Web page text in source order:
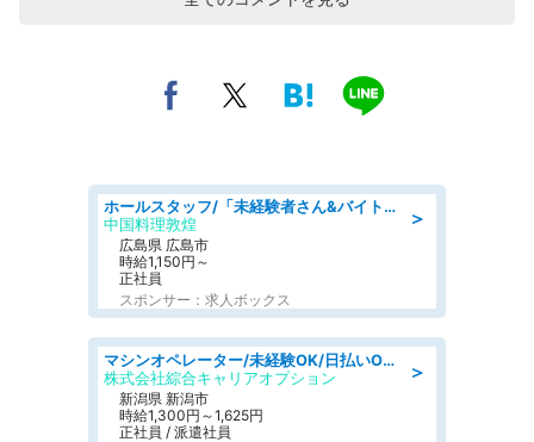
＞
ホールスタッフ/「未経験者さん&バイトデビューも大歓迎」残業ほぼなし×1日3時間〜勤務OK!フォロー体制も充実/広島県/広島市南区
中国料理敦煌
広島県 広島市
時給1,150円～
正社員
スポンサー：求人ボックス
＞
マシンオペレーター/未経験OK/日払いOK/寮完備/交替制/20・30・40代活躍中
株式会社綜合キャリアオプション
新潟県 新潟市
時給1,300円～1,625円
正社員 / 派遣社員